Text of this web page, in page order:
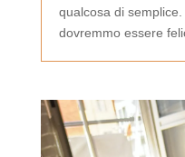
qualcosa di
dovremmo essere